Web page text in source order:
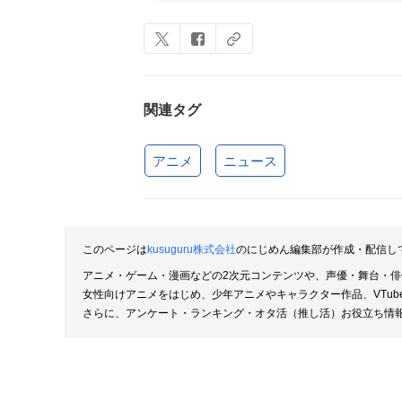
関連タグ
アニメ ニュース
このページは kusuguru株式会社のにじめん編集部が作成・配信
アニメ・ゲーム・漫画などの2次元コンテンツや、声優・舞台・
女性向けアニメをはじめ、少年アニメやキャラクター作品、
さらに、アンケート・ランキング・オタ活（推し活）お役立ち